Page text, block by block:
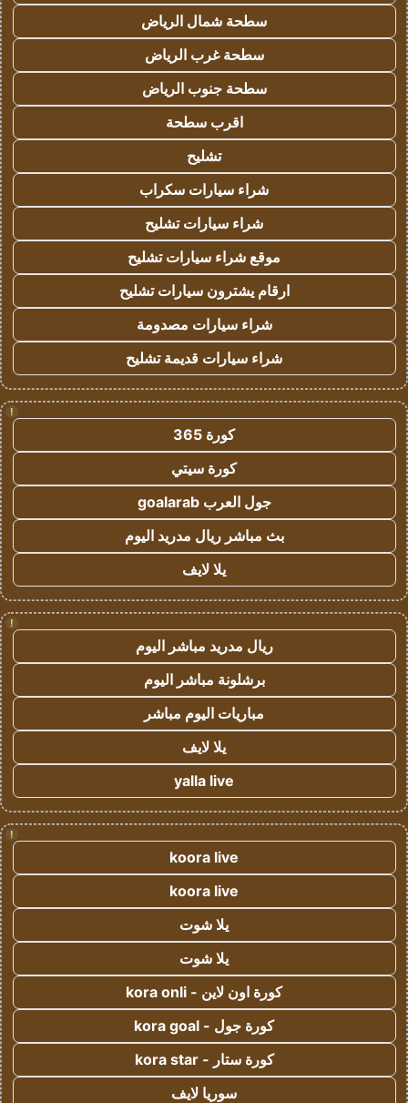
سطحة شمال الرياض
سطحة غرب الرياض
سطحة جنوب الرياض
اقرب سطحة
تشليح
شراء سيارات سكراب
شراء سيارات تشليح
موقع شراء سيارات تشليح
ارقام يشترون سيارات تشليح
شراء سيارات مصدومة
شراء سيارات قديمة تشليح
!
كورة 365
كورة سيتي
جول العرب goalarab
بث مباشر ريال مدريد اليوم
يلا لايف
!
ريال مدريد مباشر اليوم
برشلونة مباشر اليوم
مباريات اليوم مباشر
يلا لايف
yalla live
!
koora live
koora live
يلا شوت
يلا شوت
كورة اون لاين - kora onli
كورة جول - kora goal
كورة ستار - kora star
سوريا لايف